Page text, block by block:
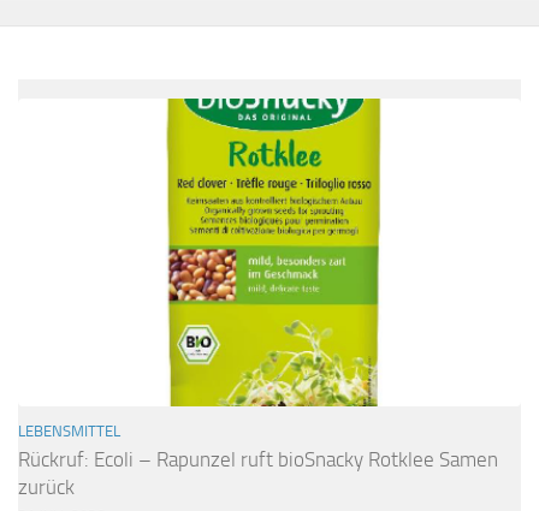
LEBENSMITTEL
Rückruf: Ecoli – Rapunzel ruft bioSnacky Rotklee Samen
zurück